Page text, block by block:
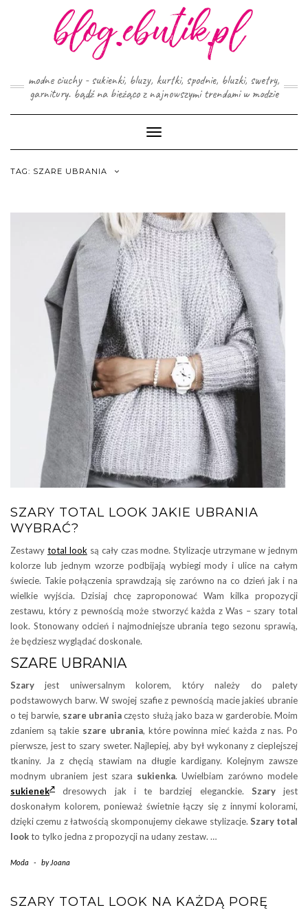
modne ciuchy - sukienki, bluzy, kurtki, spodnie, bluzki, swetry,
garnitury. bądź na bieżąco z najnowszymi trendami w modzie
Toggle
Navigation
TAG: SZARE UBRANIA
SZARY TOTAL LOOK JAKIE UBRANIA
WYBRAĆ?
Zestawy total look są cały czas modne. Stylizacje utrzymane w jednym
kolorze lub jednym wzorze podbijają wybiegi mody i ulice na całym
świecie. Takie połączenia sprawdzają się zarówno na co dzień jak i na
wielkie wyjścia. Dzisiaj chcę zaproponować Wam kilka propozycji
zestawu, który z pewnością może stworzyć każda z Was – szary total
look. Stonowany odcień i najmodniejsze ubrania tego sezonu sprawią,
że będziesz wyglądać doskonale.
SZARE UBRANIA
Szary jest uniwersalnym kolorem, który należy do palety
podstawowych barw. W swojej szafie z pewnością macie jakieś ubranie
o tej barwie, szare ubraniaczęsto służą jako baza w garderobie. Moim
zdaniem są takie szare ubrania, które powinna mieć każda z nas. Po
pierwsze, jest to szary sweter. Najlepiej, aby był wykonany z cieplejszej
tkaniny. Ja z chęcią stawiam na długie kardigany. Kolejnym zawsze
modnym ubraniem jest szara sukienka. Uwielbiam zarówno modele
sukienek
dresowych jak i te bardziej eleganckie. Szaryjest
doskonałym kolorem, ponieważ świetnie łączy się z innymi kolorami,
dzięki czemu z łatwością skomponujemy ciekawe stylizacje. Szary total
lookto tylko jedna z propozycji na udany zestaw. …
Moda - by Joana
SZARY TOTAL LOOK NA KAŻDĄ PORĘ